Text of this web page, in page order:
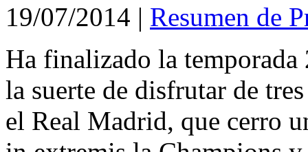
19/07/2014 | Resumen de
Ha finalizado la
la suerte de disfrutar de
el Real Madrid, que cerro